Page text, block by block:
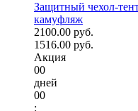
Защитный чехол-
камуфляж
2100.00 руб.
1516.00 руб.
Акция
00
дней
00
: